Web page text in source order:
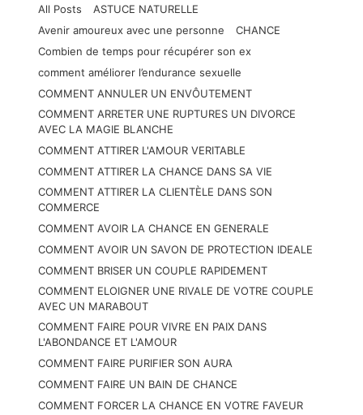
All Posts
ASTUCE NATURELLE
Avenir amoureux avec une personne
CHANCE
Combien de temps pour récupérer son ex
comment améliorer l’endurance sexuelle
COMMENT ANNULER UN ENVÔUTEMENT
COMMENT ARRETER UNE RUPTURES UN DIVORCE
AVEC LA MAGIE BLANCHE
COMMENT ATTIRER L'AMOUR VERITABLE
COMMENT ATTIRER LA CHANCE DANS SA VIE
COMMENT ATTIRER LA CLIENTÈLE DANS SON
COMMERCE
COMMENT AVOIR LA CHANCE EN GENERALE
COMMENT AVOIR UN SAVON DE PROTECTION IDEALE
COMMENT BRISER UN COUPLE RAPIDEMENT
COMMENT ELOIGNER UNE RIVALE DE VOTRE COUPLE
AVEC UN MARABOUT
COMMENT FAIRE POUR VIVRE EN PAIX DANS
L'ABONDANCE ET L'AMOUR
COMMENT FAIRE PURIFIER SON AURA
COMMENT FAIRE UN BAIN DE CHANCE
COMMENT FORCER LA CHANCE EN VOTRE FAVEUR